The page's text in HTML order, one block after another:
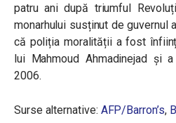
patru ani după triumful
monarhului susținut de guvernul
că poliția moralității a fost
lui Mahmoud Ahmadinejad și
2006.
Surse alternative: AFP/Barron’s,